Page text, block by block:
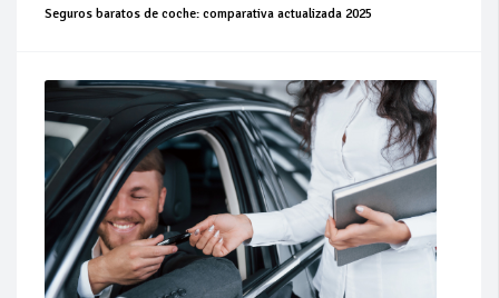
Seguros baratos de coche: comparativa actualizada 2025